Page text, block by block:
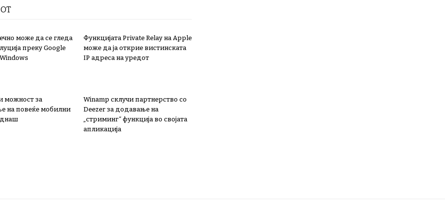
може да се гледа
преку Google
Функцијата Private Relay на Apple
може да ја открие вистинската
IP адреса на уредот
можност за
на повеќе мобилни
Winamp склучи партнерство со
Deezer за додавање на
„стриминг“ функција во својата
апликација